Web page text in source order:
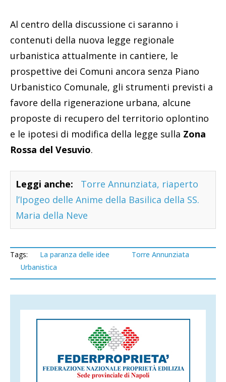
Al centro della discussione ci saranno i
contenuti della nuova legge regionale
urbanistica attualmente in cantiere, le
prospettive dei Comuni ancora senza Piano
Urbanistico Comunale, gli strumenti previsti a
favore della rigenerazione urbana, alcune
proposte di recupero del territorio oplontino
e le ipotesi di modifica della legge sulla Zona
Rossa del Vesuvio.
Leggi anche:
Torre Annunziata, riaperto
l’Ipogeo delle Anime della Basilica della SS.
Maria della Neve
Tags: La paranza delle idee
Torre Annunziata
Urbanistica